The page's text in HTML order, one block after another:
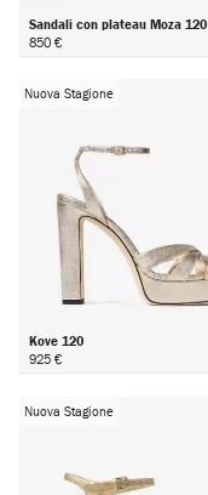
Sandali con plateau Moza 120
850 €
Nuova Stagione
Kove 120
925 €
Nuova Stagione